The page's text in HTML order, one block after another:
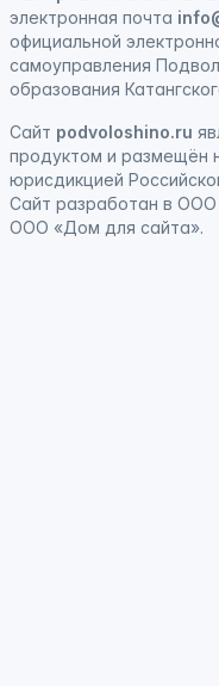
электронная почта
официальной
самоуправления
образования
Сайт podvoloshino.ru
продуктом и размещён
юрисдикцией
Сайт разработан в ООО
ООО «Дом для сайта».